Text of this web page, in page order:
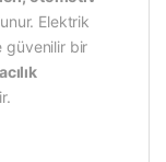
Elektrik
güvenilir bir